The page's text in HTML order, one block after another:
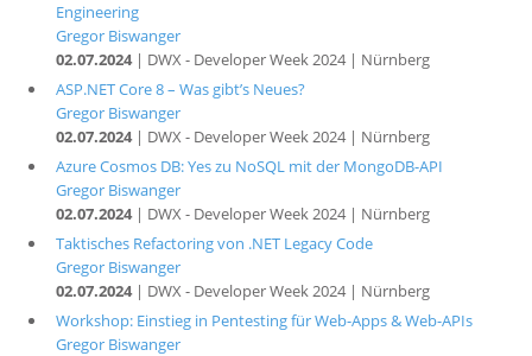
Engineering
Gregor Biswanger
02.07.2024| DWX - Developer Week 2024 | Nürnberg
ASP.NET Core 8 – Was gibt’s Neues?
Gregor Biswanger
02.07.2024| DWX - Developer Week 2024 | Nürnberg
Azure Cosmos DB: Yes zu NoSQL mit der MongoDB-API
Gregor Biswanger
02.07.2024| DWX - Developer Week 2024 | Nürnberg
Taktisches Refactoring von .NET Legacy Code
Gregor Biswanger
02.07.2024| DWX - Developer Week 2024 | Nürnberg
Workshop: Einstieg in Pentesting für Web-Apps & Web-APIs
Gregor Biswanger